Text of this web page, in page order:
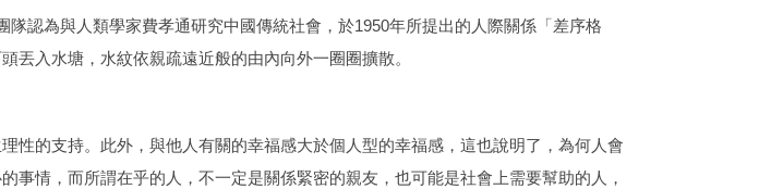
認為與人類學家費孝通研究中國傳統社會，於1950年所提出的人際關係「差序格
丟入水塘，水紋依親疏遠近般的由內向外一圈圈擴散。
性的支持。此外，與他人有關的幸福感大於個人型的幸福感，這也說明了，為何人會
事情，而所謂在乎的人，不一定是關係緊密的親友，也可能是社會上需要幫助的人，